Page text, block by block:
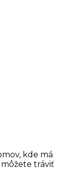
kde má
tráviť